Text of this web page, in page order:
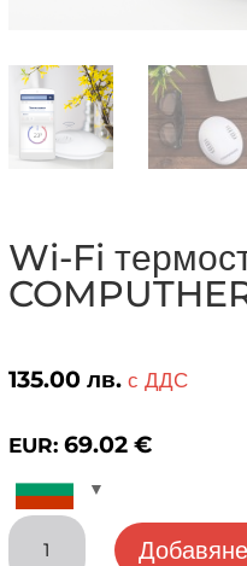
Wi-Fi
135.00 лв. с ДДС
EUR: 69.02 €
количество